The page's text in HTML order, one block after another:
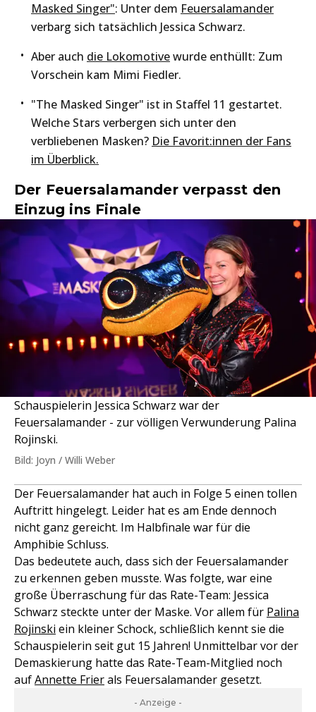
Masked Singer": Unter dem Feuersalamander
verbarg sich tatsächlich Jessica Schwarz.
Aber auch die Lokomotivewurde enthüllt: Zum
Vorschein kam Mimi Fiedler.
"The Masked Singer" ist in Staffel 11 gestartet.
Welche Stars verbergen sich unter den
verbliebenen Masken? Die Favorit:innen der Fans
im Überblick.
Der Feuersalamander verpasst den
Einzug ins Finale
Schauspielerin Jessica Schwarz war der
Feuersalamander - zur völligen Verwunderung Palina
Rojinski.
Bild: Joyn / Willi Weber
Der Feuersalamander hat auch in Folge 5 einen tollen
Auftritt hingelegt. Leider hat es am Ende dennoch
nicht ganz gereicht. Im Halbfinale war für die
Amphibie Schluss.
Das bedeutete auch, dass sich der Feuersalamander
zu erkennen geben musste. Was folgte, war eine
große Überraschung für das Rate-Team: Jessica
Schwarz steckte unter der Maske. Vor allem für Palina
Rojinski ein kleiner Schock, schließlich kennt sie die
Schauspielerin seit gut 15 Jahren! Unmittelbar vor der
Demaskierung hatte das Rate-Team-Mitglied noch
aufAnnette Frierals Feuersalamander gesetzt.
- Anzeige -